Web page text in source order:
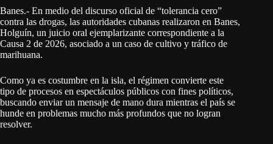
Banes.- En medio del discurso oficial de “tolerancia cero”
contra las drogas, las autoridades cubanas realizaron en Banes,
Holguín, un juicio oral ejemplarizante correspondiente a la
Causa 2 de 2026, asociado a un caso de cultivo y tráfico de
marihuana.
Como ya es costumbre en la isla, el régimen convierte este
tipo de procesos en espectáculos públicos con fines políticos,
buscando enviar un mensaje de mano dura mientras el país se
hunde en problemas mucho más profundos que no logran
resolver.